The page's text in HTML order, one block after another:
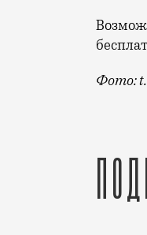
Фото: